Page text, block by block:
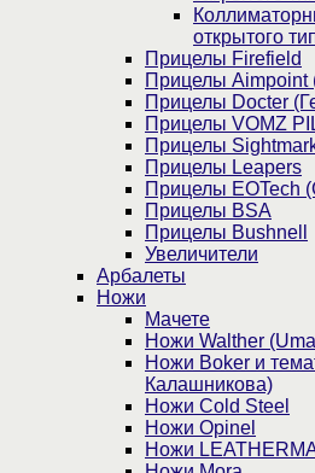
открытого
Прицелы Firefield
Прицелы
Прицелы Docter
Прицелы VOMZ
Прицелы
Прицелы Leapers
Прицелы EOTech
Прицелы BSA
Прицелы Bushnell
Увеличители
Арбалеты
Ножи
Мачете
Ножи Walther
Ножи Boker и
Калашникова)
Ножи Cold Steel
Ножи Opinel
Ножи